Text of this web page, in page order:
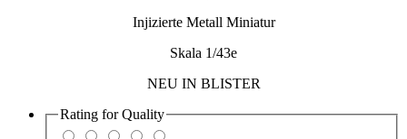
Injizierte Metall Miniatur
Skala 1/43e
NEU IN BLISTER
Rating forQuality